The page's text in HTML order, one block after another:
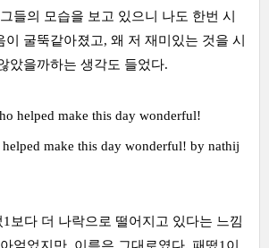
들의 모습을 보고 있으니 나도 한번 시
이 굴뚝같아졌고, 왜 저 재미있는 것을 시
았을까하는 생각도 들었다.
make this day wonderful! by nathij
보다 더 나락으로 떨어지고 있다는 느낌